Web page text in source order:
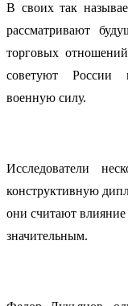
В своих так
рассматривают
торговых
советуют России
военную силу.
Исследователи
конструктивную
они считают
значительным.